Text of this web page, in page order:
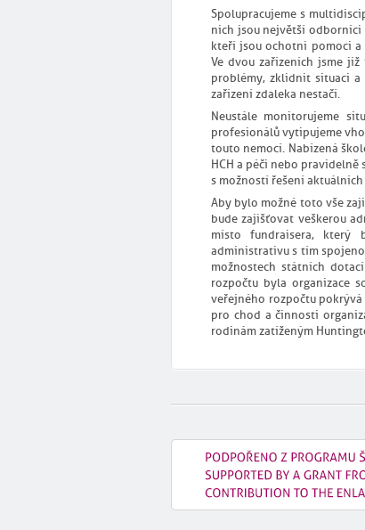
Spolupracujeme s
nich jsou největší odborníci
kteří jsou ochotni pomoci
Ve dvou zařízeních jsme
problémy, zklidnit situaci a
zařízení zdaleka nestačí.
Neustále monitorujeme
profesionálů vytipujeme
touto nemocí. Nabízená
HCH a péči nebo
s možností řešení
Aby bylo možné toto vše
bude zajišťovat veškerou
místo fundraisera, který
administrativu s tím
možnostech státních
rozpočtu byla organizace
veřejného rozpočtu
pro chod a činnosti
rodinám zatíženým